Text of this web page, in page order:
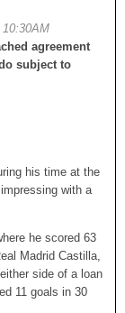
agreement
subject to
his time at the
with a
he scored 63
Madrid Castilla,
side of a loan
11 goals in 30